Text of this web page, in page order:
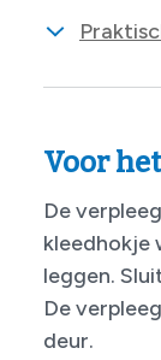
Voor
De
kleedhokje
leggen.
De
deur.